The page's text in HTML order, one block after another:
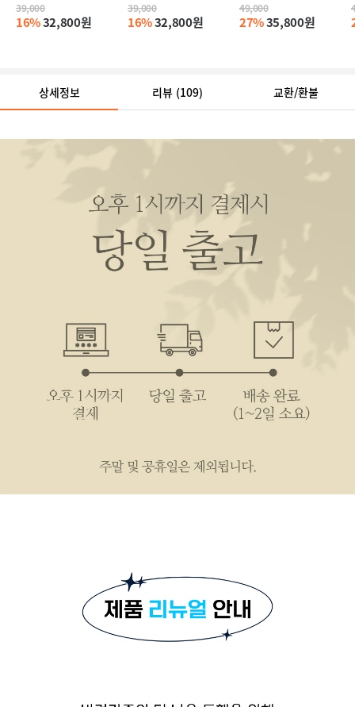
39,000
16%32,800원
39,000
16%32,800원
49,000
27%35,800원
상세정보 리뷰 (109) 교환/환불